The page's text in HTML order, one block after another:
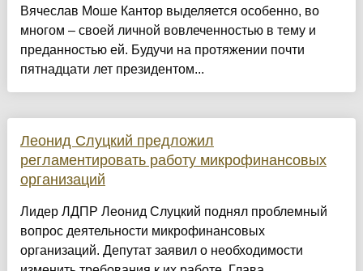
Вячеслав Моше Кантор выделяется особенно, во
многом – своей личной вовлеченностью в тему и
преданностью ей. Будучи на протяжении почти
пятнадцати лет президентом...
Леонид Слуцкий предложил
регламентировать работу микрофинансовых
организаций
Лидер ЛДПР Леонид Слуцкий поднял проблемный
вопрос деятельности микрофинансовых
организаций. Депутат заявил о необходимости